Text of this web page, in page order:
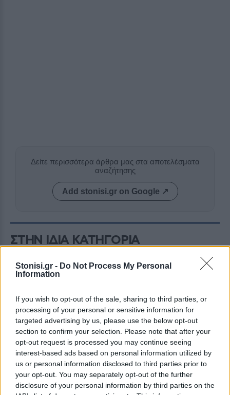
Stonisi.gr - Do Not Process My Personal
Information
If you wish to opt-out of the sale, sharing to third parties, or
processing of your personal or sensitive information for
targeted advertising by us, please use the below opt-out
section to confirm your selection. Please note that after your
opt-out request is processed you may continue seeing
interest-based ads based on personal information utilized by
us or personal information disclosed to third parties prior to
your opt-out. You may separately opt-out of the further
disclosure of your personal information by third parties on the
Δείτε περισσότερα άρθρα μας στα αποτελέσματα
αναζήτησης
Add stonisi.gr on Google ↗
ΣΤΗΝ ΙΔΙΑ ΚΑΤΗΓΟΡΙΑ
Μια Μυτιληνιά στην
Κωνσταντινούπολη
άγαλμα της Αρτέμιδος
ανακαλύφθηκε στο νησί της
Λέσβου κατά τη δεκαετία του 1860
και μεταφέρθηκε αμέσως στην
Κωνσταντινούπολη
ΙΣΤΟΡΙΕΣ
Ένα οδοιπορικό στη Λέσβο του
1896 ...
Eπιμέλεια: Β. Α. Γεώργας,